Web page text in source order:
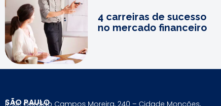
4 carreiras de sucesso
no mercado financeiro
SÃO PAULO
R. Dr. Geraldo Campos Moreira, 240 – Cidade Monções,